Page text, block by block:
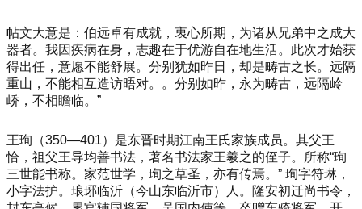
帖文大意是：伯远卓有成就，衷心所期，为诸从兄弟中之成大
器者。我因疾病在身，志趣在于优游自在地生活。此次才始获
得出任，意愿不能舒展。分别犹如昨日，却是畴古之长。远隔
重山，不能相互造访晤对。。分别如昨，永为畴古，远隔岭
峤，不相瞻临。”
王珣（350—401）是东晋时期江南王氏家族成员。其父王
恰，祖父王导均善书法，著名书法家王羲之的侄子。所称“珣
三世能书称。家范世学，珣之草圣，亦有传焉。” 珣字符琳，
小字法护。琅琊临沂（今山东临沂市）人。隆安初迁尚书令，